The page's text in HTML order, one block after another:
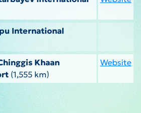
International
Khaan
(1,555 km)
Website